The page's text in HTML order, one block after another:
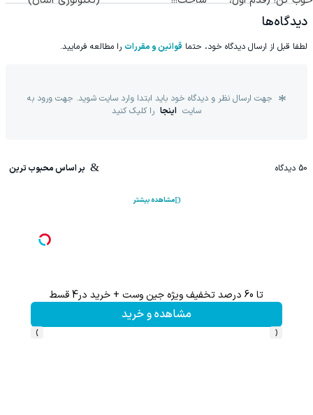
پرسش‌نامه)
دیدگاه‌ها
لطفا قبل از ارسال دیدگاه خود، حتما قوانین و مقررات را مطالعه فرمایید.
جهت ارسال نظر و دیدگاه خود باید ابتدا وارد سایت شوید. جهت ورود به
سایت اینجا را کلیک کنید
50 دیدگاه بر اساس محبوب ترین
مشاهده بیشتر
تا 60 درصد تخفیف ویژه جین وست + خرید در4 قسط
مشاهده و خرید
‹
›